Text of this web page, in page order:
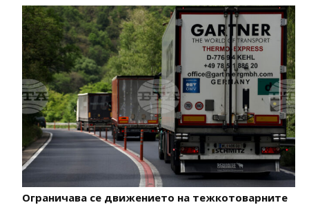
Ограничава се движението на тежкотоварните